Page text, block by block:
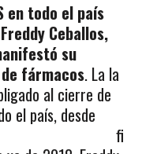
en todo el país
Ceballos,
su
fármacos. La la
al cierre de
el país, desde
fi